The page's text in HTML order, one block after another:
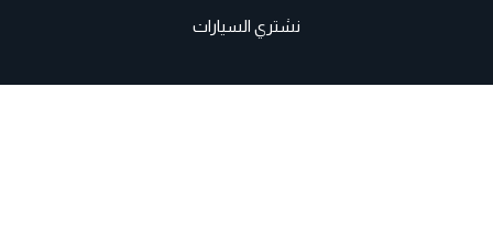
نشتري السيارات